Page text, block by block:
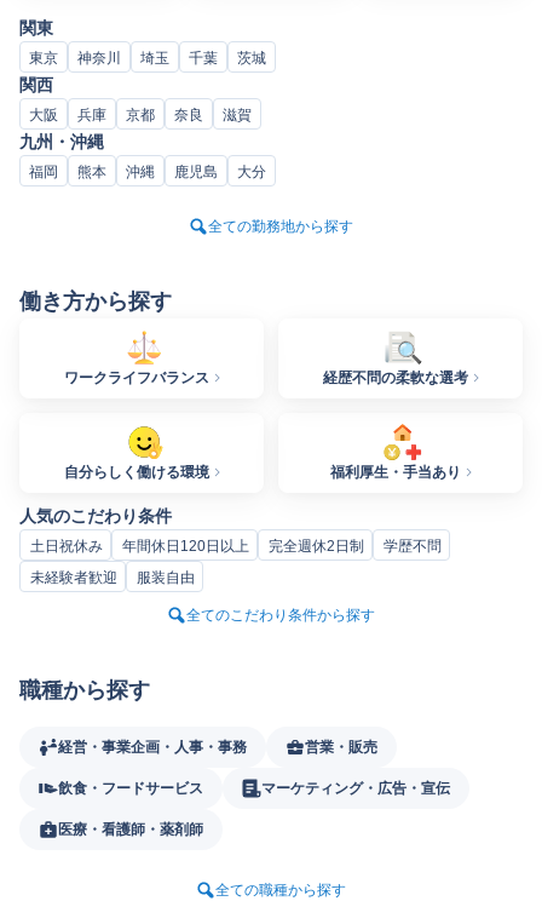
関東
東京 神奈川 埼玉 千葉 茨城
関西
大阪 兵庫 京都 奈良 滋賀
九州・沖縄
福岡 熊本 沖縄 鹿児島 大分
全ての勤務地から探す
働き方から探す
ワークライフバランス 経歴不問の柔軟な選考
自分らしく働ける環境 福利厚生・手当あり
人気のこだわり条件
土日祝休み 年間休日120日以上 完全週休2日制
学歴不問
未経験者歓迎
服装自由
全てのこだわり条件から探す
職種から探す
経営・事業企画・人事・事務 営業・販売
飲食・フードサービス マーケティング・広告・宣伝
医療・看護師・薬剤師
全ての職種から探す